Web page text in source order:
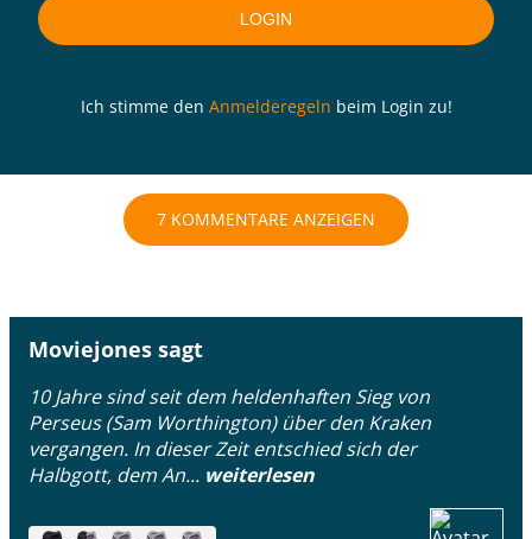
Ich stimme den Anmelderegeln beim Login zu!
7 KOMMENTARE ANZEIGEN
Moviejones sagt
10 Jahre sind seit dem heldenhaften Sieg von
Perseus (Sam Worthington) über den Kraken
vergangen. In dieser Zeit entschied sich der
Halbgott, dem An... weiterlesen